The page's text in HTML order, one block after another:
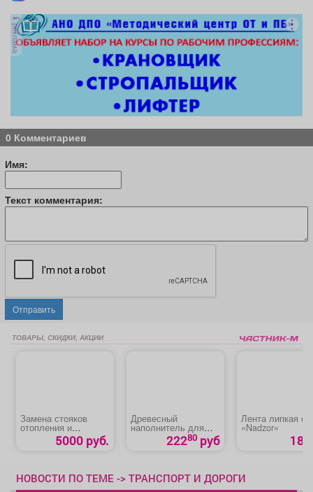
реклама
0 Комментариев
Имя:
Текст комментария:
Отправить
ТОВАРЫ, СКИДКИ, АКЦИИ
Замена стояков
отопления и
водоснабжения до
диаметра 20 - 25 мм
5000 руб.
Древесный
наполнитель для
лотков «Лапки в
порядке»22280 руб
Лента липкая
«Nadzor»
18
НОВОСТИ ПО ТЕМЕ -> ТРАНСПОРТ И ДОРОГИ